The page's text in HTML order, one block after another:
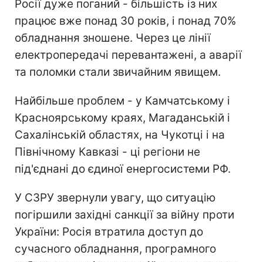
Росії дуже поганий - більшість із них
працює вже понад 30 років, і понад 70%
обладнання зношене. Через це лінії
електропередачі перевантажені, а аварії
та поломки стали звичайним явищем.
Найбільше проблем - у Камчатському і
Красноярському краях, Магаданській і
Сахалінській областях, на Чукотці і на
Північному Кавказі - ці регіони не
під'єднані до єдиної енергосистеми РФ.
У СЗРУ звернули увагу, що ситуацію
погіршили західні санкції за війну проти
України: Росія втратила доступ до
сучасного обладнання, програмного